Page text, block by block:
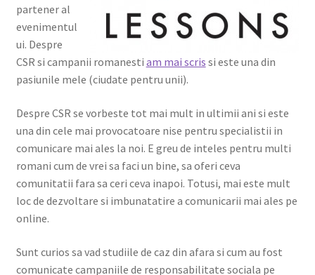
partener al
evenimentul
ui. Despre
CSR si campanii romanesti am mai scris si este una din
pasiunile mele (ciudate pentru unii).
Despre CSR se vorbeste tot mai mult in ultimii ani si este
una din cele mai provocatoare nise pentru specialistii in
comunicare mai ales la noi. E greu de inteles pentru multi
romani cum de vrei sa faci un bine, sa oferi ceva
comunitatii fara sa ceri ceva inapoi. Totusi, mai este mult
loc de dezvoltare si imbunatatire a comunicarii mai ales pe
online.
Sunt curios sa vad studiile de caz din afara si cum au fost
comunicate campaniile de responsabilitate sociala pe